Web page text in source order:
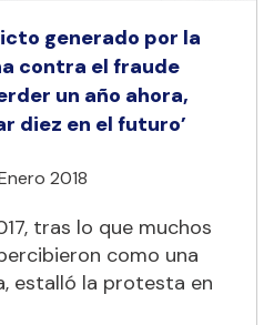
generado por la
contra el fraude
un año ahora,
diez en el futuro’
2018
tras lo que muchos
como una
estalló la protesta en